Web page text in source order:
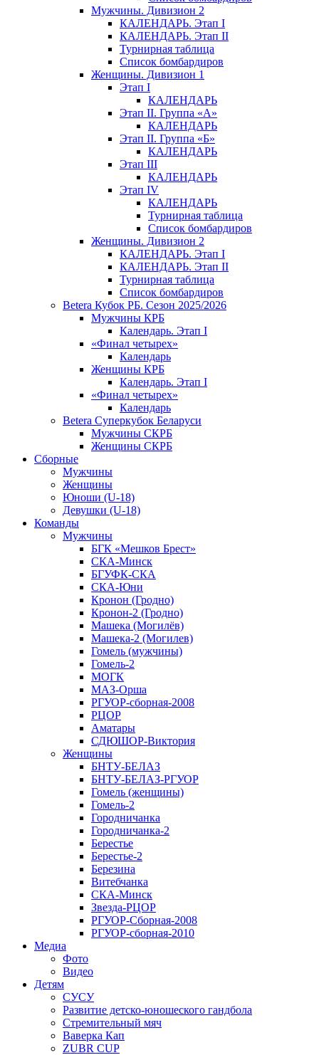
Мужчины. Дивизион 2
КАЛЕНДАРЬ. Этап I
КАЛЕНДАРЬ. Этап II
Турнирная таблица
Список бомбардиров
Женщины. Дивизион 1
Этап I
КАЛЕНДАРЬ
Этап II. Группа «А»
КАЛЕНДАРЬ
Этап II. Группа «Б»
КАЛЕНДАРЬ
Этап III
КАЛЕНДАРЬ
Этап IV
КАЛЕНДАРЬ
Турнирная таблица
Список бомбардиров
Женщины. Дивизион 2
КАЛЕНДАРЬ. Этап I
КАЛЕНДАРЬ. Этап II
Турнирная таблица
Список бомбардиров
Betera Кубок РБ. Сезон 2025/2026
Мужчины КРБ
Календарь. Этап I
«Финал четырех»
Календарь
Женщины КРБ
Календарь. Этап I
«Финал четырех»
Календарь
Betera Суперкубок Беларуси
Мужчины СКРБ
Женщины СКРБ
Сборные
Мужчины
Женщины
Юноши (U-18)
Девушки (U-18)
Команды
Мужчины
БГК «Мешков Брест»
СКА-Минск
БГУФК-СКА
СКА-Юни
Кронон (Гродно)
Кронон-2 (Гродно)
Машека (Могилёв)
Машека-2 (Могилев)
Гомель (мужчины)
Гомель-2
МОГК
МАЗ-Орша
РГУОР-сборная-2008
РЦОР
Аматары
СДЮШОР-Виктория
Женщины
БНТУ-БЕЛАЗ
БНТУ-БЕЛАЗ-РГУОР
Гомель (женщины)
Гомель-2
Городничанка
Городничанка-2
Берестье
Берестье-2
Березина
Витебчанка
СКА-Минск
Звезда-РЦОР
РГУОР-Сборная-2008
РГУОР-сборная-2010
Медиа
Фото
Видео
Детям
СУСУ
Развитие детско-юношеского гандбола
Стремительный мяч
Ваверка Кап
ZUBR CUP